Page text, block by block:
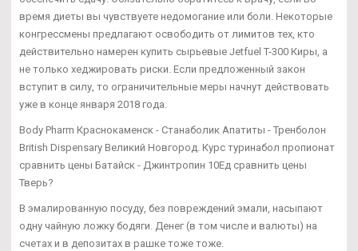
время диеты вы чувствуете недомогание или боли. Некоторые
конгрессмены предлагают освободить от лимитов тех, кто
действительно намерен купить сырьевые Jetfuel T-300 Киры, а
не только хеджировать риски. Если предложенный закон
вступит в силу, то ограничительные меры начнут действовать
уже в конце января 2018 года.
Body Pharm Краснокаменск - Станаболик Апатиты - Тренболон
British Dispensary Великий Новгород. Курс туринабол пропионат
сравнить цены Батайск - Джинтропин 10Ед сравнить цены
Тверь?
В эмалированную посуду, без повреждений эмали, насыпают
одну чайную ложку бодяги. Денег (в том числе и валюты) на
счетах и в депозитах в рашке тоже тоже.